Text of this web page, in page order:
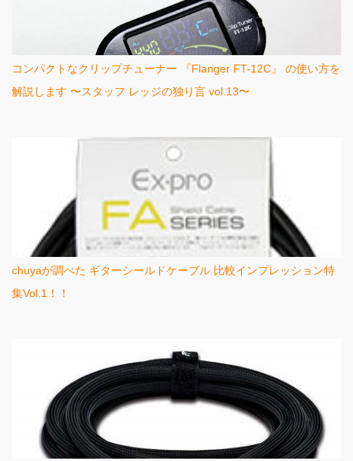
コンパクトなクリップチューナー 『Flanger FT-12C』 の使い方を
解説します 〜スタッフ レッジの独り言 vol.13〜
chuyaが調べた ギターシールドケーブル 比較インプレッション特
集Vol.1！！